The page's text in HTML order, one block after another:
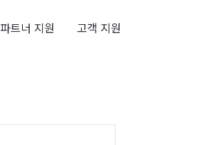
파트너 지원 고객 지원